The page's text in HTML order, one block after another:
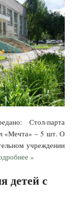
Стол-парта
«Мечта» – 5 шт. О
учреждении
»
с